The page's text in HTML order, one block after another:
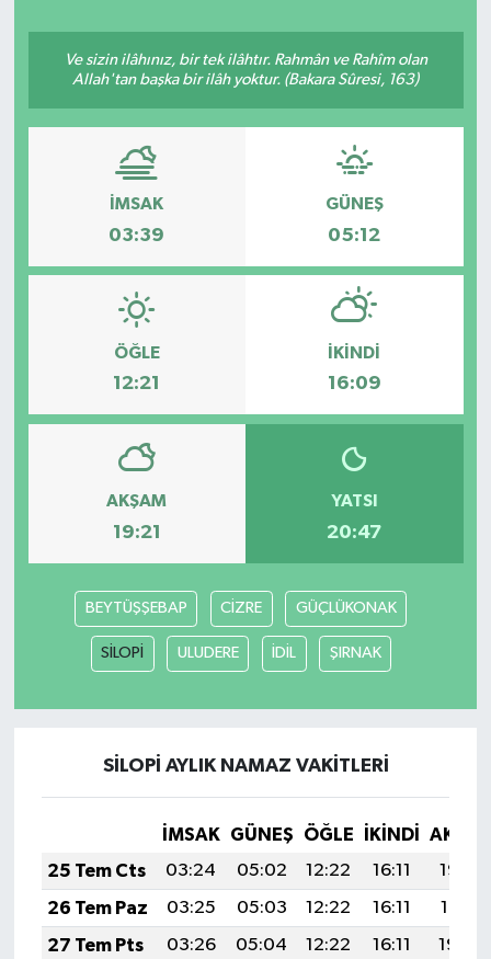
Ve sizin ilâhınız, bir tek ilâhtır. Rahmân ve Rahîm olan
Allah'tan başka bir ilâh yoktur. (Bakara Sûresi, 163)
İMSAK
03:39
GÜNEŞ
05:12
ÖĞLE
12:21
İKINDI
16:09
AKŞAM
19:21
YATSI
20:47
BEYTÜŞŞEBAP CİZRE GÜÇLÜKONAK
SİLOPİ ULUDERE İDİL ŞIRNAK
SİLOPİ AYLIK NAMAZ VAKITLERI
İMSAK GÜNEŞ ÖĞLE İKINDI
25 Tem Cts
03:24 05:02 12:22 16:11
19:32
26 Tem Paz
03:25 05:03 12:22 16:11
19:31
27 Tem Pts
03:26 05:04 12:22 16:11
19:30
Gündem
Gurme
İlçe Haberleri
Keşfet
Magazin
Resmi İlanlar
Sağlık
Seri İlan
Siyaset
Sokak Hayvanlarını Sahiplendirme
Sonsöz Özel